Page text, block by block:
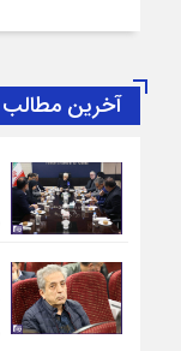
آخرین مطالب